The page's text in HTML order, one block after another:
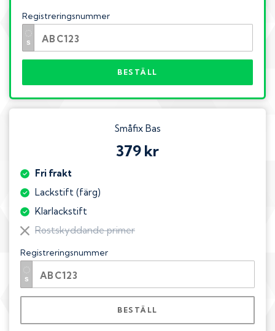
Registreringsnummer
BESTÄLL
Småfix Bas
379 kr
Fri frakt
Lackstift (färg)
Klarlackstift
Rostskyddande primer
Registreringsnummer
BESTÄLL